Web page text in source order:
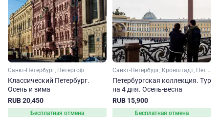
Санкт-Петербург, Петергоф
Классический Петербург.
Осень и зима
RUB 20,450
Бесплатная отмена
Санкт-Петербург, Кронштадт, Петергоф
Петербургская коллекция. Тур
на 4 дня. Осень-весна
RUB 15,900
Бесплатная отмена